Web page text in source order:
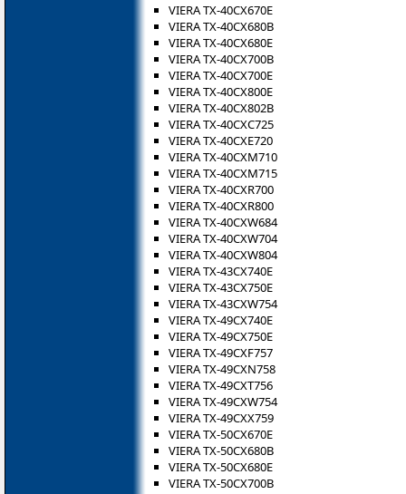
VIERA TX-40CX670E
VIERA TX-40CX680B
VIERA TX-40CX680E
VIERA TX-40CX700B
VIERA TX-40CX700E
VIERA TX-40CX800E
VIERA TX-40CX802B
VIERA TX-40CXC725
VIERA TX-40CXE720
VIERA TX-40CXM710
VIERA TX-40CXM715
VIERA TX-40CXR700
VIERA TX-40CXR800
VIERA TX-40CXW684
VIERA TX-40CXW704
VIERA TX-40CXW804
VIERA TX-43CX740E
VIERA TX-43CX750E
VIERA TX-43CXW754
VIERA TX-49CX740E
VIERA TX-49CX750E
VIERA TX-49CXF757
VIERA TX-49CXN758
VIERA TX-49CXT756
VIERA TX-49CXW754
VIERA TX-49CXX759
VIERA TX-50CX670E
VIERA TX-50CX680B
VIERA TX-50CX680E
VIERA TX-50CX700B